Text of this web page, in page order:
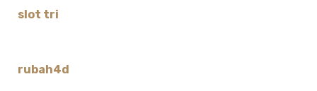
slot tri
rubah4d